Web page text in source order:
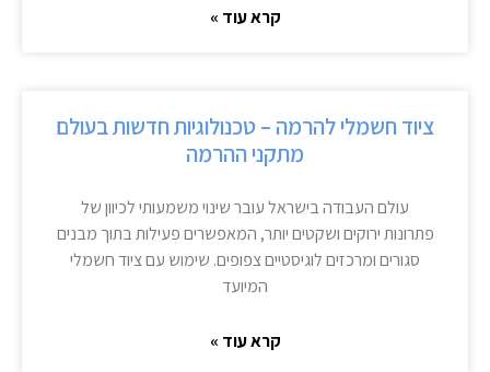
קרא עוד »
ציוד חשמלי להרמה – טכנולוגיות חדשות בעולם
מתקני ההרמה
עולם העבודה בישראל עובר שינוי משמעותי לכיוון של
פתרונות ירוקים ושקטים יותר, המאפשרים פעילות בתוך מבנים
סגורים ומרכזים לוגיסטיים צפופים. שימוש עם ציוד חשמלי
המיועד
קרא עוד »